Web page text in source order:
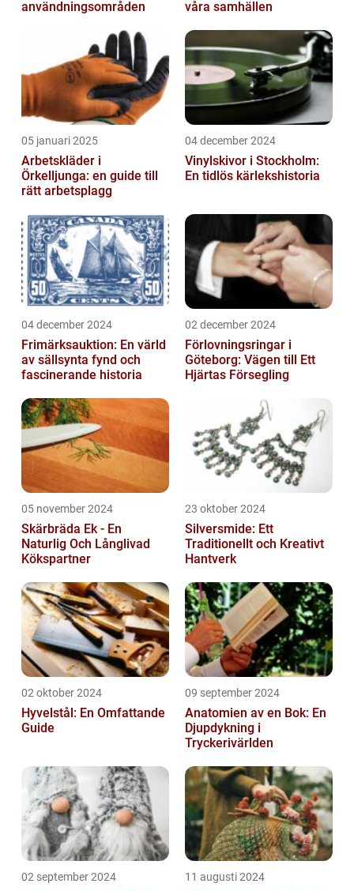
användningsområden våra samhällen
05 januari 2025
Arbetskläder i
Örkelljunga: en guide till
rätt arbetsplagg
04 december 2024
Vinylskivor i Stockholm:
En tidlös kärlekshistoria
04 december 2024
Frimärksauktion: En värld
av sällsynta fynd och
fascinerande historia
02 december 2024
Förlovningsringar i
Göteborg: Vägen till Ett
Hjärtas Försegling
05 november 2024
Skärbräda Ek - En
Naturlig Och Långlivad
Kökspartner
23 oktober 2024
Silversmide: Ett
Traditionellt och Kreativt
Hantverk
02 oktober 2024
Hyvelstål: En Omfattande
Guide
09 september 2024
Anatomien av en Bok: En
Djupdykning i
Tryckerivärlden
02 september 2024 11 augusti 2024